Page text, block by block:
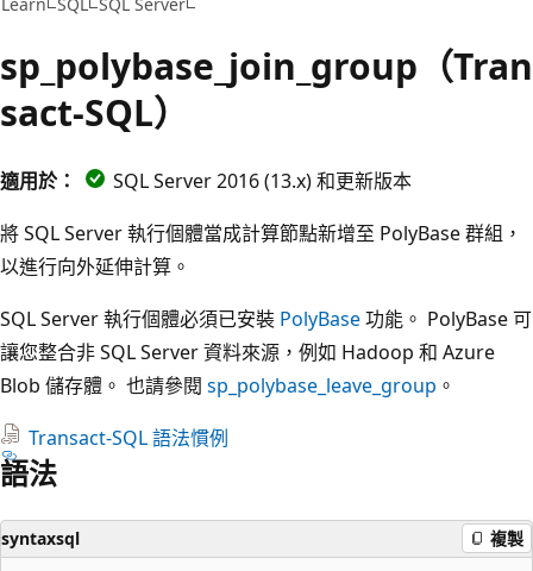
sp_polybase_join_group（Tran
sact-SQL）
適用於：
SQL Server 2016 (13.x) 和更新版本
將 SQL Server 執行個體當成計算節點新增至 PolyBase 群組，
以進行向外延伸計算。
SQL Server 執行個體必須已安裝 PolyBase功能。 PolyBase 可
讓您整合非 SQL Server 資料來源，例如 Hadoop 和 Azure
Blob 儲存體。 也請參閱 sp_polybase_leave_group 。
Transact-SQL 語法慣例
語法
syntaxsql 複製